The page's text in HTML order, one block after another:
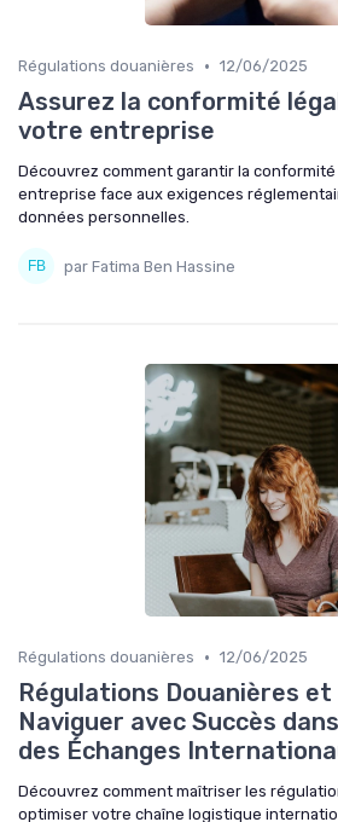
Régulations douanières • 12/06/2025
Assurez la conformité
votre entreprise
Découvrez comment garantir la
entreprise face aux exigences
données personnelles.
par Fatima Ben Hassine
Régulations douanières • 12/06/2025
Régulations Douanières
Naviguer avec Succès
des Échanges
Découvrez comment maîtriser les
optimiser votre chaîne logistique